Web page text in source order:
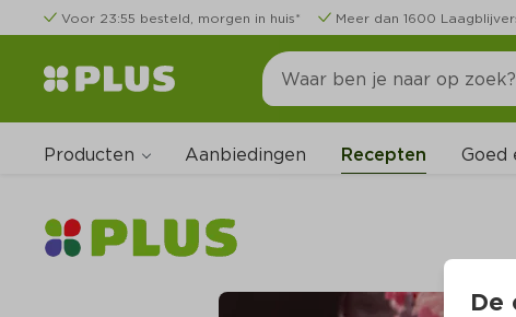
Voor 23:55 besteld, morgen in huis* Meer dan 1600
Producten Aanbiedingen Recepten Goed
De